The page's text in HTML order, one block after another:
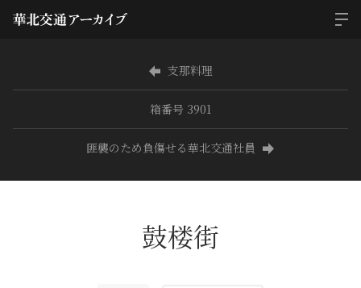
支那料理
箱番号 3901
匪襲のため負傷せる華北交通社員
鼓楼街